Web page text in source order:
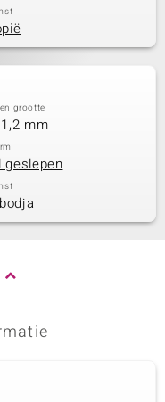
grootte
mm
geslepen